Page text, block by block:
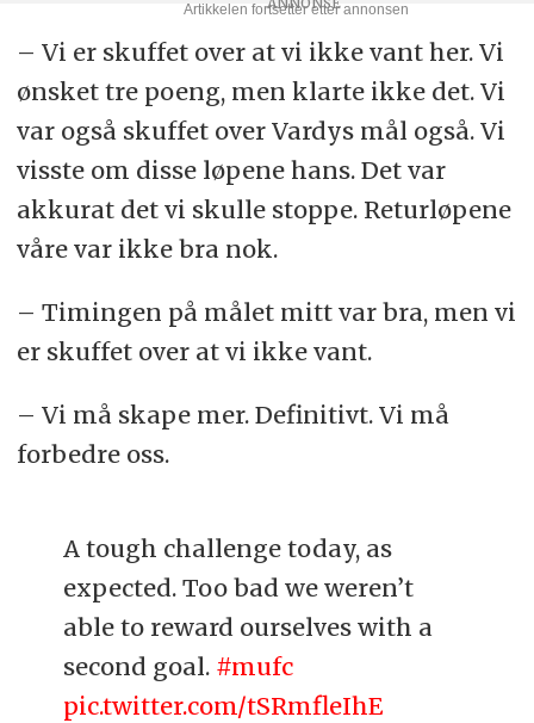
– Vi er skuffet over at vi ikke vant her. Vi
ønsket tre poeng, men klarte ikke det. Vi
var også skuffet over Vardys mål også. Vi
visste om disse løpene hans. Det var
akkurat det vi skulle stoppe. Returløpene
våre var ikke bra nok.
– Timingen på målet mitt var bra, men vi
er skuffet over at vi ikke vant.
– Vi må skape mer. Definitivt. Vi må
forbedre oss.
A tough challenge today, as
expected. Too bad we weren’t
able to reward ourselves with a
second goal. #mufc
pic.twitter.com/tSRmfleIhE